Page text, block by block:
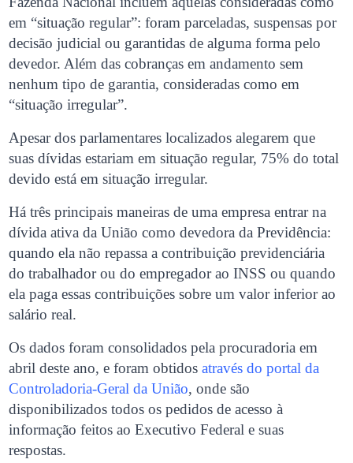
em “situação regular”: foram parceladas, suspensas por
decisão judicial ou garantidas de alguma forma pelo
devedor. Além das cobranças em andamento sem
nenhum tipo de garantia, consideradas como em
“situação irregular”.
Apesar dos parlamentares localizados alegarem que
suas dívidas estariam em situação regular, 75% do total
devido está em situação irregular.
Há três principais maneiras de uma empresa entrar na
dívida ativa da União como devedora da Previdência:
quando ela não repassa a contribuição previdenciária
do trabalhador ou do empregador ao INSS ou quando
ela paga essas contribuições sobre um valor inferior ao
salário real.
Os dados foram consolidados pela procuradoria em
abril deste ano, e foram obtidosatravés do portal da
Controladoria-Geral da União, onde são
disponibilizados todos os pedidos de acesso à
informação feitos ao Executivo Federal e suas
respostas.